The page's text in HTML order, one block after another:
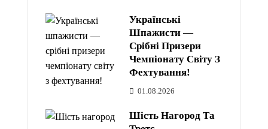
Українські
Шпажисти —
Срібні Призери
Чемпіонату Світу З
Фехтування!
01.08.2026
Шість Нагород Та